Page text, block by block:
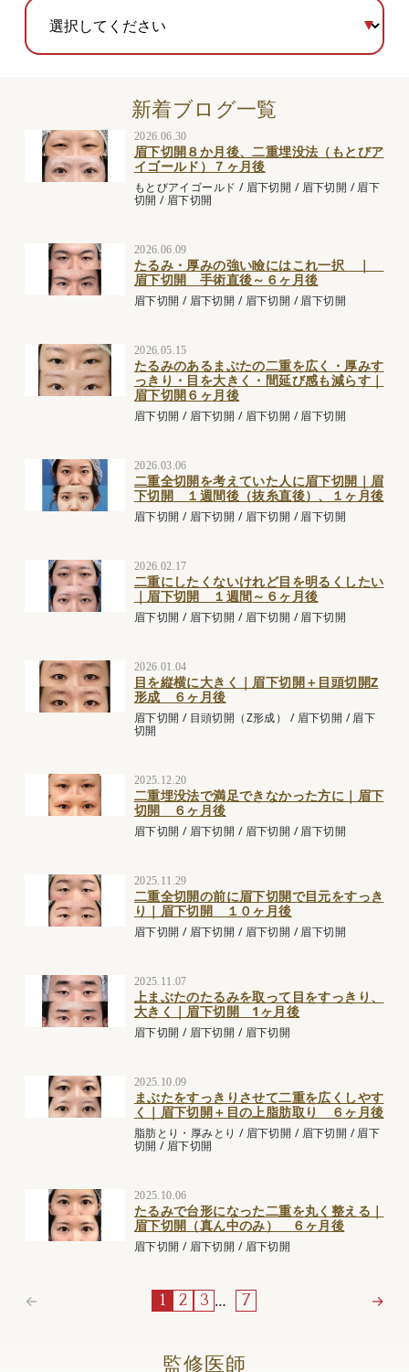
新着ブログ一覧
2026.06.30
眉下切開８か月後、二重埋没法（もとびア
イゴールド）７ヶ月後
もとびアイゴールド / 眉下切開 / 眉下切開 /眉下
切開 / 眉下切開
2026.06.09
たるみ・厚みの強い瞼にはこれ一択 ｜
眉下切開 手術直後～６ヶ月後
眉下切開 / 眉下切開 / 眉下切開 /眉下切開
2026.05.15
たるみのあるまぶたの二重を広く・厚みす
っきり・目を大きく・間延び感も減らす｜
眉下切開６ヶ月後
眉下切開 / 眉下切開 / 眉下切開 /眉下切開
2026.03.06
二重全切開を考えていた人に眉下切開｜眉
下切開 １週間後（抜糸直後）、１ヶ月後
眉下切開 / 眉下切開 / 眉下切開 /眉下切開
2026.02.17
二重にしたくないけれど目を明るくしたい
｜眉下切開 １週間～６ヶ月後
眉下切開 / 眉下切開 / 眉下切開 /眉下切開
2026.01.04
目を縦横に大きく｜眉下切開＋目頭切開Z
形成 ６ヶ月後
眉下切開 / 目頭切開（Z形成） / 眉下切開 /眉下
切開
2025.12.20
二重埋没法で満足できなかった方に｜眉下
切開 ６ヶ月後
眉下切開 / 眉下切開 / 眉下切開 /眉下切開
2025.11.29
二重全切開の前に眉下切開で目元をすっき
り｜眉下切開 １０ヶ月後
眉下切開 / 眉下切開 / 眉下切開 /眉下切開
2025.11.07
上まぶたのたるみを取って目をすっきり、
大きく｜眉下切開 1ヶ月後
眉下切開 / 眉下切開 / 眉下切開
2025.10.09
まぶたをすっきりさせて二重を広くしやす
く｜眉下切開＋目の上脂肪取り ６ヶ月後
脂肪とり・厚みとり / 眉下切開 / 眉下切開 /眉下
切開 / 眉下切開
2025.10.06
たるみで台形になった二重を丸く整える｜
眉下切開（真ん中のみ） ６ヶ月後
眉下切開 / 眉下切開 / 眉下切開
← 1 2 3 … 7 →
監修医師